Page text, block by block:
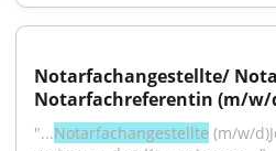
Notarfachangestellte/
Notarfachreferentin (m/w/
"...Notarfachangestellte (m/w/